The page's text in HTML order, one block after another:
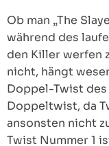
Ob man „The
während des
den Killer werfen
nicht, hängt
Doppel-Twist
Doppeltwist, da
ansonsten nicht
Twist Nummer 1